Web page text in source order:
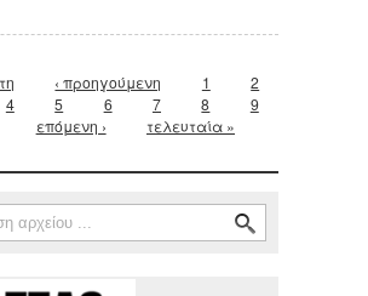
‹ προηγούμενη 1 2
4 5 6 7 8
9
επόμενη › τελευταία »